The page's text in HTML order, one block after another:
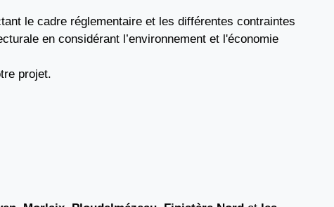
le cadre réglementaire et les différentes contraintes
en considérant l’environnement et l'économie
projet.